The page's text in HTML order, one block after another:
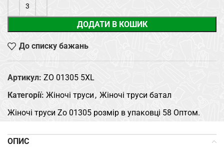
ДОДАТИ В КОШИК
До списку бажань
Артикул: ZO 01305 5XL
Категорії: Жіночі труси , Жіночі труси батал
Жіночі труси Zo 01305 розмір в упаковці 58 Оптом.
ОПИС